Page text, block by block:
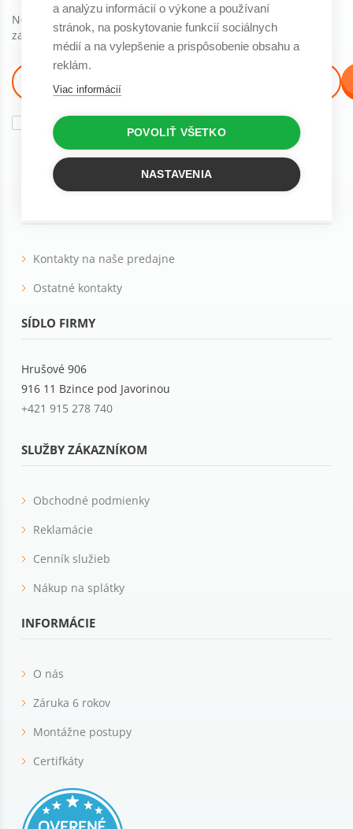
Kontakty na naše predajne
Ostatné kontakty
SÍDLO FIRMY
Hrušové 906
916 11 Bzince pod Javorinou
+421 915 278 740
SLUŽBY ZÁKAZNÍKOM
Obchodné podmienky
Reklamácie
Cenník služieb
Nákup na splátky
INFORMÁCIE
O nás
Záruka 6 rokov
Montážne postupy
Certifkáty
Novinky, trendy a ďalšie skvelé veci môžete dostávať ak
začnete odoberať náš newsletter :)
Súhlasím so spracovaním osobných údajov
na marketingové účely
Tieto e-maily sú určené pre osoby staršie ako 16 rokov!
a analýzu informácií o výkone a používaní
stránok, na poskytovanie funkcií sociálnych
médií a na vylepšenie a prispôsobenie obsahu a
reklám.
Viac informácií
POVOLIŤ VŠETKO
NASTAVENIA